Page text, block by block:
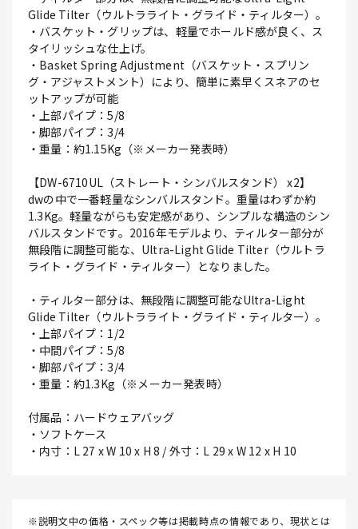
Glide Tilter（ウルトラライト・グライド・ティルター）。
・バスケット・グリップは、軽量でホールド感が良く、ス
タイリッシュな仕上げ。
・Basket Spring Adjustment（バスケット・スプリン
グ・アジャストメント）により、簡単に素早くスネアのセ
ットアップが可能
・上部パイプ：5/8
・脚部パイプ：3/4
・重量：約1.15Kg（※メーカー発表時）
【DW-6710UL（ストレート・シンバルスタンド） x2】
dwの中で一番軽量なシンバルスタンド。重量はわずか約
1.3Kg。軽量ながらも安定感があり、シンプルな構造のシン
バルスタンドです。2016年モデルより、ティルター部分が
無段階に調整可能な、Ultra-Light Glide Tilter（ウルトラ
ライト・グライド・ティルター）となりました。
・ティルター部分は、無段階に調整可能なUltra-Light
Glide Tilter（ウルトラライト・グライド・ティルター）。
・上部パイプ：1/2
・中間パイプ：5/8
・脚部パイプ：3/4
・重量：約1.3Kg（※メーカー発表時）
付属品：ハードウェアバッグ
・ソフトケース
・内寸：L 27 x W 10 x H 8 / 外寸：L 29 x W 12 x H 10
※説明文中の価格・スペック等は掲載時点の情報であり、現状とは